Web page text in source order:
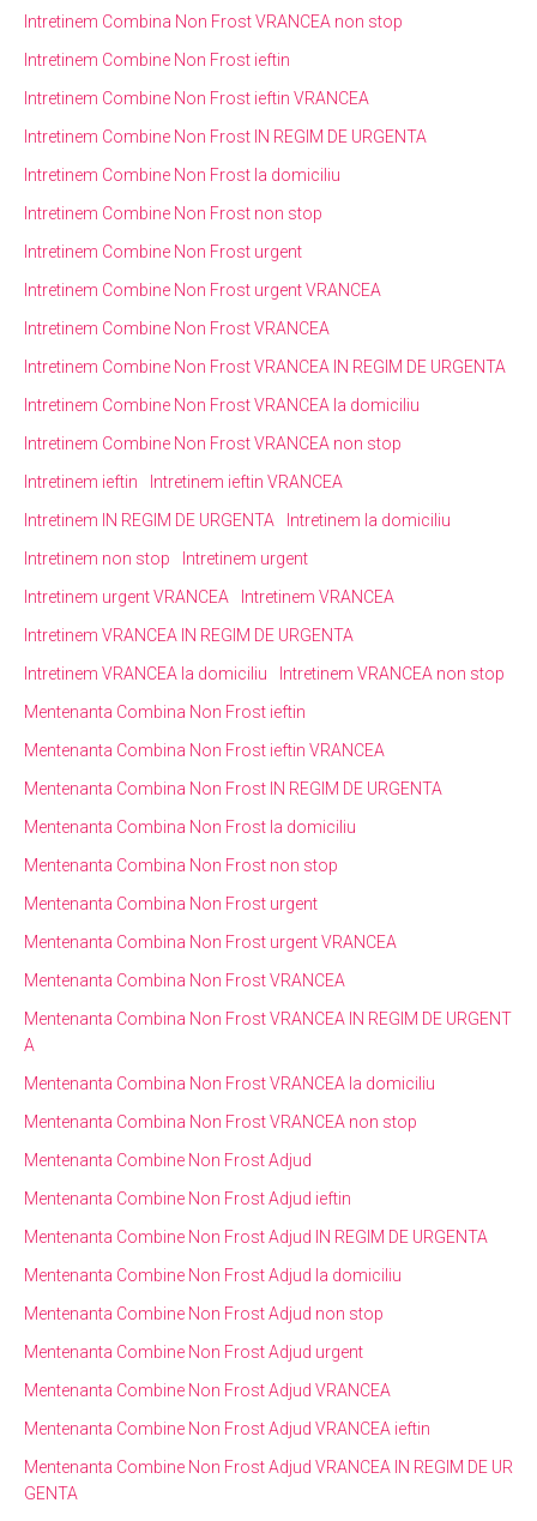
Intretinem Combina Non Frost VRANCEA non stop
Intretinem Combine Non Frost ieftin
Intretinem Combine Non Frost ieftin VRANCEA
Intretinem Combine Non Frost IN REGIM DE URGENTA
Intretinem Combine Non Frost la domiciliu
Intretinem Combine Non Frost non stop
Intretinem Combine Non Frost urgent
Intretinem Combine Non Frost urgent VRANCEA
Intretinem Combine Non Frost VRANCEA
Intretinem Combine Non Frost VRANCEA IN REGIM DE URGENTA
Intretinem Combine Non Frost VRANCEA la domiciliu
Intretinem Combine Non Frost VRANCEA non stop
Intretinem ieftin
Intretinem ieftin VRANCEA
Intretinem IN REGIM DE URGENTA
Intretinem la domiciliu
Intretinem non stop
Intretinem urgent
Intretinem urgent VRANCEA
Intretinem VRANCEA
Intretinem VRANCEA IN REGIM DE URGENTA
Intretinem VRANCEA la domiciliu
Intretinem VRANCEA non stop
Mentenanta Combina Non Frost ieftin
Mentenanta Combina Non Frost ieftin VRANCEA
Mentenanta Combina Non Frost IN REGIM DE URGENTA
Mentenanta Combina Non Frost la domiciliu
Mentenanta Combina Non Frost non stop
Mentenanta Combina Non Frost urgent
Mentenanta Combina Non Frost urgent VRANCEA
Mentenanta Combina Non Frost VRANCEA
Mentenanta Combina Non Frost VRANCEA IN REGIM DE URGENT
A
Mentenanta Combina Non Frost VRANCEA la domiciliu
Mentenanta Combina Non Frost VRANCEA non stop
Mentenanta Combine Non Frost Adjud
Mentenanta Combine Non Frost Adjud ieftin
Mentenanta Combine Non Frost Adjud IN REGIM DE URGENTA
Mentenanta Combine Non Frost Adjud la domiciliu
Mentenanta Combine Non Frost Adjud non stop
Mentenanta Combine Non Frost Adjud urgent
Mentenanta Combine Non Frost Adjud VRANCEA
Mentenanta Combine Non Frost Adjud VRANCEA ieftin
Mentenanta Combine Non Frost Adjud VRANCEA IN REGIM DE UR
GENTA